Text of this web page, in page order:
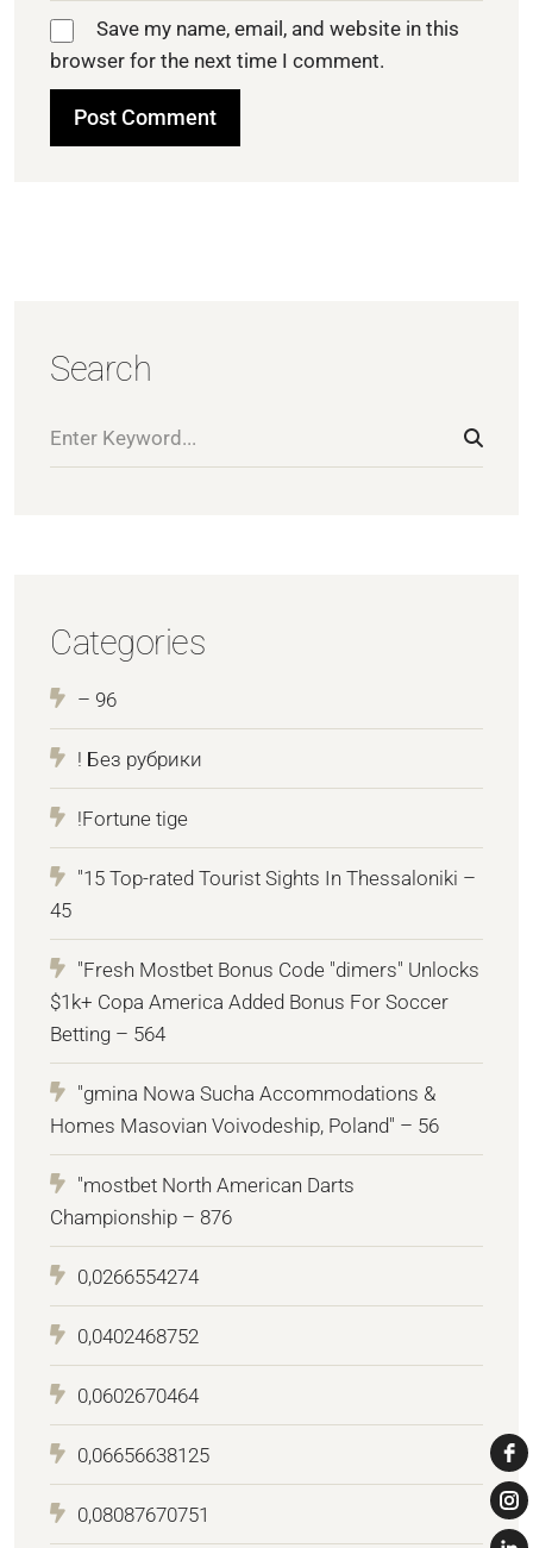
Save my name, email, and website in this
browser for the next time I comment.
Search
Categories
– 96
! Без рубрики
!Fortune tige
"15 Top-rated Tourist Sights In Thessaloniki –
45
"Fresh Mostbet Bonus Code "dimers" Unlocks
$1k+ Copa America Added Bonus For Soccer
Betting – 564
"gmina Nowa Sucha Accommodations &
Homes Masovian Voivodeship, Poland" – 56
"mostbet North American Darts
Championship – 876
0,0266554274
0,0402468752
0,0602670464
0,06656638125
0,08087670751